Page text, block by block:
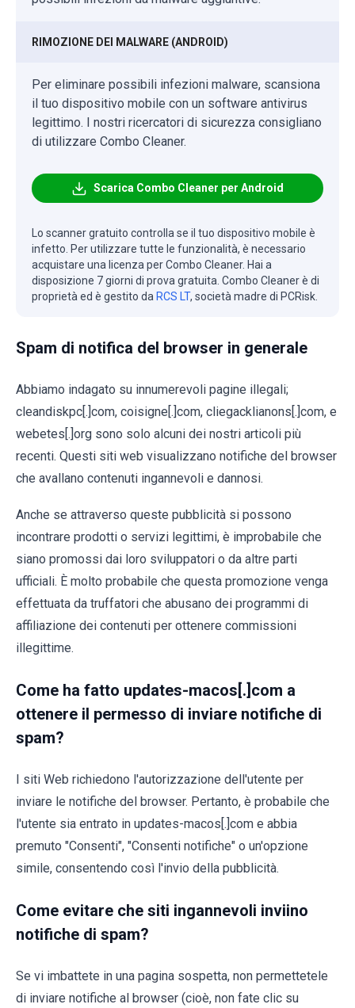
RIMOZIONE DEI MALWARE (ANDROID)
Per eliminare possibili infezioni malware, scansiona
il tuo dispositivo mobile con un software antivirus
legittimo. I nostri ricercatori di sicurezza consigliano
di utilizzare Combo Cleaner.
Scarica Combo Cleaner per Android
Lo scanner gratuito controlla se il tuo dispositivo mobile è
infetto. Per utilizzare tutte le funzionalità, è necessario
acquistare una licenza per Combo Cleaner. Hai a
disposizione 7 giorni di prova gratuita. Combo Cleaner è di
proprietà ed è gestito da RCS LT, società madre di PCRisk.
Spam di notifica del browser in generale
Abbiamo indagato su innumerevoli pagine illegali;
cleandiskpc[.]com, coisigne[.]com, cliegacklianons[.]com, e
webetes[.]org sono solo alcuni dei nostri articoli più
recenti. Questi siti web visualizzano notifiche del browser
che avallano contenuti ingannevoli e dannosi.
Anche se attraverso queste pubblicità si possono
incontrare prodotti o servizi legittimi, è improbabile che
siano promossi dai loro sviluppatori o da altre parti
ufficiali. È molto probabile che questa promozione venga
effettuata da truffatori che abusano dei programmi di
affiliazione dei contenuti per ottenere commissioni
illegittime.
Come ha fatto updates-macos[.]com a
ottenere il permesso di inviare notifiche di
spam?
I siti Web richiedono l'autorizzazione dell'utente per
inviare le notifiche del browser. Pertanto, è probabile che
l'utente sia entrato in updates-macos[.]com e abbia
premuto "Consenti", "Consenti notifiche" o un'opzione
simile, consentendo così l'invio della pubblicità.
Come evitare che siti ingannevoli inviino
notifiche di spam?
Se vi imbattete in una pagina sospetta, non permettetele
di inviare notifiche al browser (cioè, non fate clic su